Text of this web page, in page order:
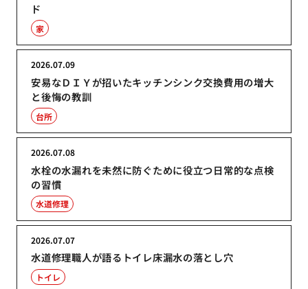
ド
家
安易なＤＩＹが招いたキッチンシンク交換費用の増大
と後悔の教訓
2026.07.09
台所
水栓の水漏れを未然に防ぐために役立つ日常的な点検
の習慣
2026.07.08
水道修理
水道修理職人が語るトイレ床漏水の落とし穴
2026.07.07
トイレ